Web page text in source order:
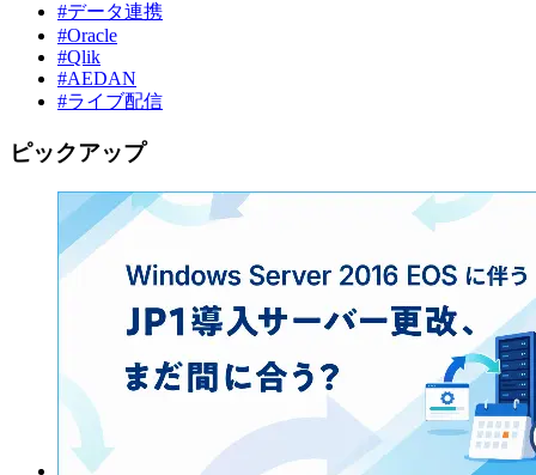
#データ連携
#Oracle
#Qlik
#AEDAN
#ライブ配信
ピックアップ